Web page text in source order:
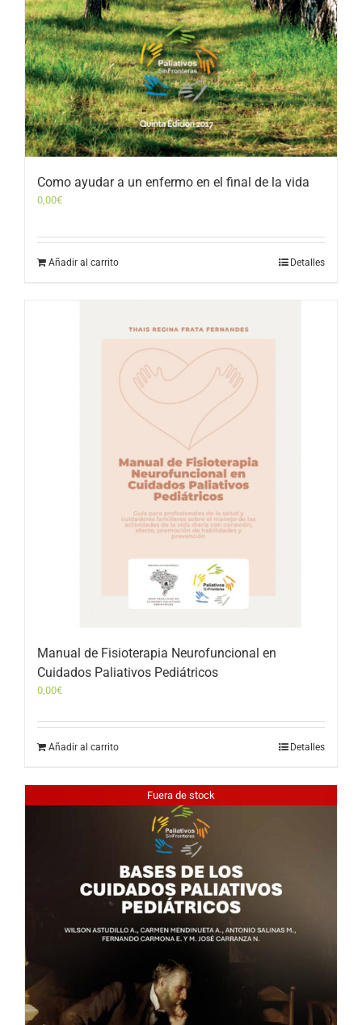
Como ayudar a un enfermo en el final de la vida
0,00€
Añadir al carrito Detalles
Manual de Fisioterapia Neurofuncional en
Cuidados Paliativos Pediátricos
0,00€
Añadir al carrito Detalles
Fuera de stock